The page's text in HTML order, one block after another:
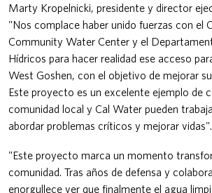
Marty Kropelnicki, presidente y director
"Nos complace haber unido fuerzas con el
Community Water Center y el
Hídricos para hacer realidad ese acceso
West Goshen, con el objetivo de mejorar su
Este proyecto es un excelente ejemplo de
comunidad local y Cal Water pueden
abordar problemas críticos y mejorar vidas".
"Este proyecto marca un momento
comunidad. Tras años de defensa y
enorgullece ver que finalmente el agua